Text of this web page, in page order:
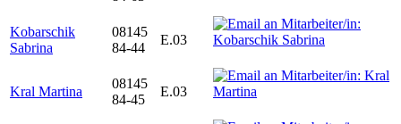
Kobarschik
Sabrina
08145
84-44
E.03
Kral Martina
08145
84-45
E.03